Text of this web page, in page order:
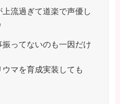
流過ぎて道楽で声優し
ってないのも一因だけ
マを育成実装しても